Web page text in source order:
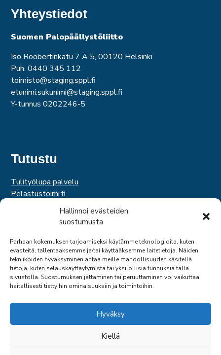
Hallinnoi evästeiden
suostumusta
Parhaan kokemuksen tarjoamiseksi käytämme teknologioita, kuten
evästeitä, tallentaaksemme ja/tai käyttääksemme laitetietoja. Näiden
tekniikoiden hyväksyminen antaa meille mahdollisuuden käsitellä
tietoja, kuten selauskäyttäytymistä tai yksilöllisiä tunnuksia tällä
sivustolla. Suostumuksen jättäminen tai peruuttaminen voi vaikuttaa
haitallisesti tiettyihin ominaisuuksiin ja toimintoihin.
Hyväksy
Kiellä
Yhteystiedot
Suomen Palopäällystöliitto
Iso Roobertinkatu 7 A 5, 00120 Helsinki
Puh. 0440 345 112
toimisto@staging.sppl.fi
etunimi.sukunimi@staging.sppl.fi
Y-tunnus 0202246-5
Tutustu
Tulityölupa palvelu
Pelastustoimi.fi
Hätäkeskuslaitos
Palosuojelurahasto
Suomen Pelastusalan Keskusjärjestö
SPEK
Federation of EUropean Fire Officers